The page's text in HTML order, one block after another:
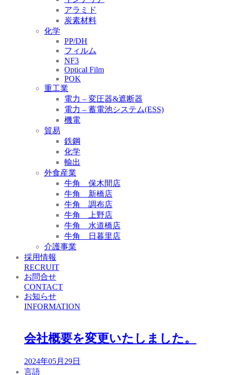
アラミド
炭素材料
化学
PP/DH
フィルム
NF3
Optical Film
POK
重工業
電力 – 変圧器&遮断器
電力 – 蓄電池システム(ESS)
機電
貿易
鉄鋼
化学
輸出
外食産業
牛角 保木間店
牛角 新橋店
牛角 調布店
牛角 上野店
牛角 水道橋店
牛角 日暮里店
介護事業
採用情報
RECRUIT
お問合せ
CONTACT
お知らせ
INFORMATION
会社概要を変更いたしました。
2024年05月29日
言語